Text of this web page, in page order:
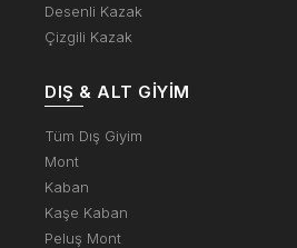
Desenli Kazak
Çizgili Kazak
DIŞ & ALT GIYIM
Tüm Dış Giyim
Mont
Kaban
Kaşe Kaban
Peluş Mont